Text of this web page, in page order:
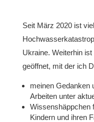
Seit März 2020 ist
Ukraine. Weiterhin
geöffnet, mit der ich
meinen Gedanken
Arbeiten unter
Wissenshäppchen
Kindern und ihren